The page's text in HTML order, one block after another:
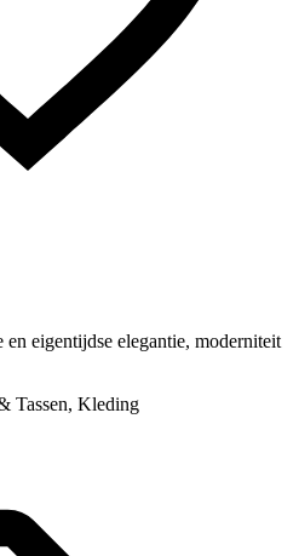
eigentijdse elegantie, moderniteit
Tassen, Kleding